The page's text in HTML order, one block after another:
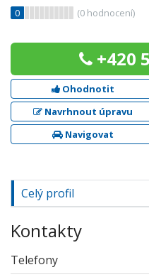
0
(0 hodnocení)
+420
Ohodnotit
Navrhnout úpravu
Navigovat
Celý profil
Kontakty
Telefony